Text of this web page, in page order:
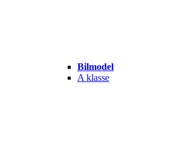
Bilmodel
A klasse